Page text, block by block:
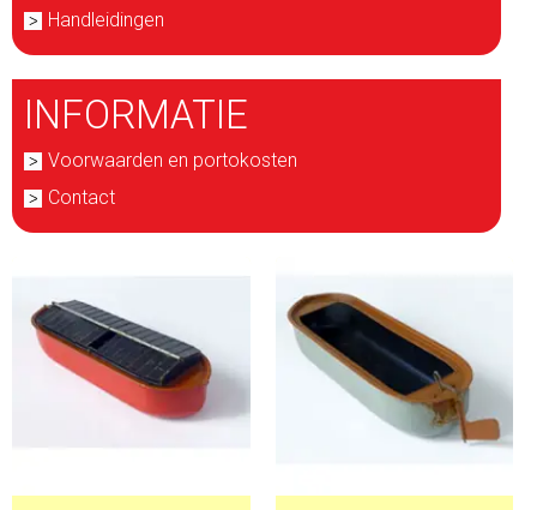
Handleidingen
INFORMATIE
Voorwaarden en portokosten
Contact